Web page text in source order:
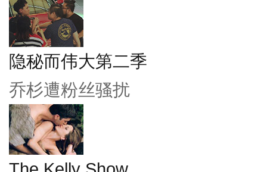
隐秘而伟大第二季
乔杉遭粉丝骚扰